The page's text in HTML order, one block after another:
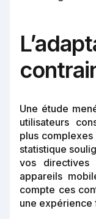
Une étude
utilisateurs
plus
statistique
vos directives
appareils
compte ces
une expérience